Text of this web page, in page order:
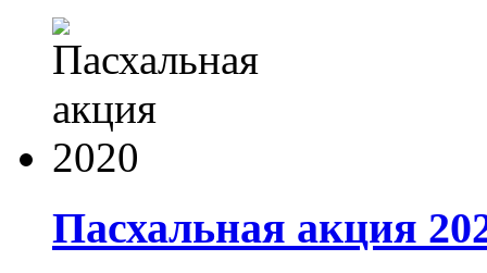
Пасхальная акция